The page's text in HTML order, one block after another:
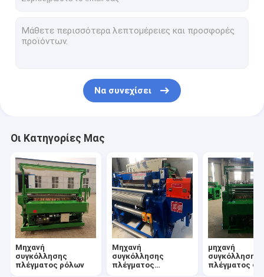
ενωμένη στενά μηχανή πλέγματος καλωδίων
Μηχανή συγκόλλησης σημείων ανοξείδωτου
Να συνεχίσει
Οι Κατηγορίες Μας
Μηχανή
συγκόλλησης
πλέγματος ρόλων
Μηχανή
συγκόλλησης
πλέγματος
μηχανή
συγκόλλησης
πλέγματος